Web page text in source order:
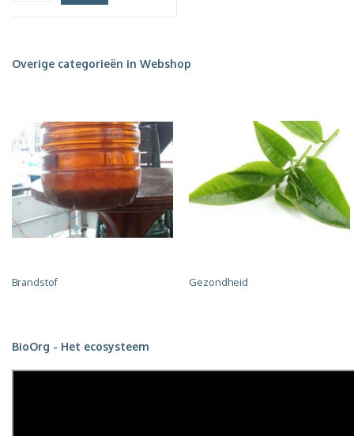
Overige categorieën in Webshop
Brandstof Gezondheid
BioOrg - Het ecosysteem